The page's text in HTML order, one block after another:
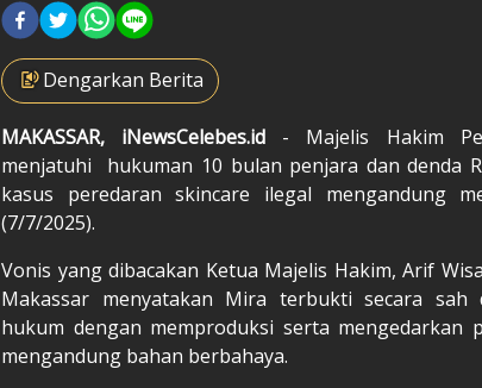
Dengarkan Berita
MAKASSAR, iNewsCelebes.id
- Majelis Hakim
menjatuhi hukuman 10 bulan penjara dan denda
kasus peredaran skincare ilegal mengandung
(7/7/2025).
Vonis yang dibacakan Ketua Majelis Hakim, Arif
Makassar menyatakan Mira terbukti secara sah
hukum dengan memproduksi serta mengedarkan
mengandung bahan berbahaya.